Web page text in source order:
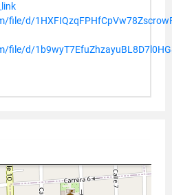
file/d/
file/d/